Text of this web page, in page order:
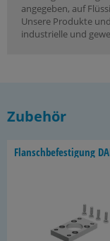
angegeben, auf
Unsere Produkte
industrielle und
Zubehör
Flansch­be­fes­ti­gung